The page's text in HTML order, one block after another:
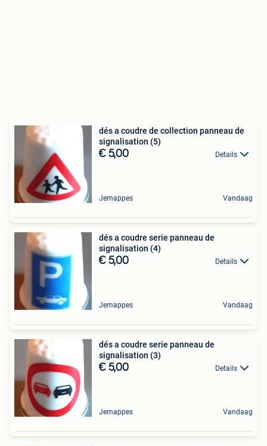
dés a coudre de collection panneau de
signalisation (5)
€ 5,00 Details
Jemappes Vandaag
dés a coudre serie panneau de
signalisation (4)
€ 5,00 Details
Jemappes Vandaag
dés a coudre serie panneau de
signalisation (3)
€ 5,00 Details
Jemappes Vandaag